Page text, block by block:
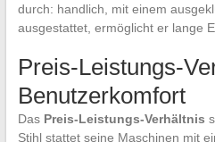
durch: handlich, mit einem
ausgestattet, ermöglicht er lange
Preis-Leistungs-
Benutzerkomfort
Das Preis-Leistungs-Verhältnis
Stihl stattet seine Maschinen mit